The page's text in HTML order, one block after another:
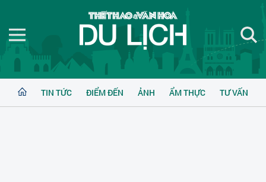
TIN TỨC ĐIỂM ĐẾN ẢNH ẨM THỰC TƯ VẤN